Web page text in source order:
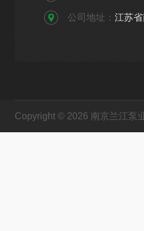
公司地址： 江苏
Copyright © 2026 南京兰江泵